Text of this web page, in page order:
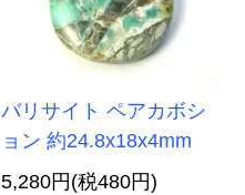
バリサイト ペアカボシ
ョン 約24.8x18x4mm
5,280円(税480円)